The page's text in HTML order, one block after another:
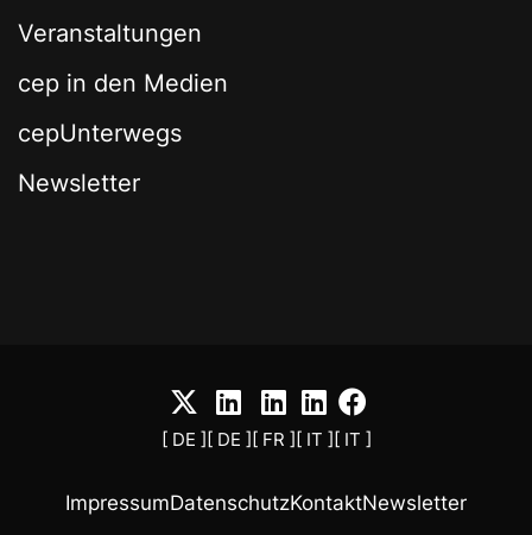
Veranstaltungen
cep in den Medien
cepUnterwegs
Newsletter
[ DE ][ DE ][ FR ][ IT ][ IT ]
ImpressumDatenschutzKontaktNewsletter